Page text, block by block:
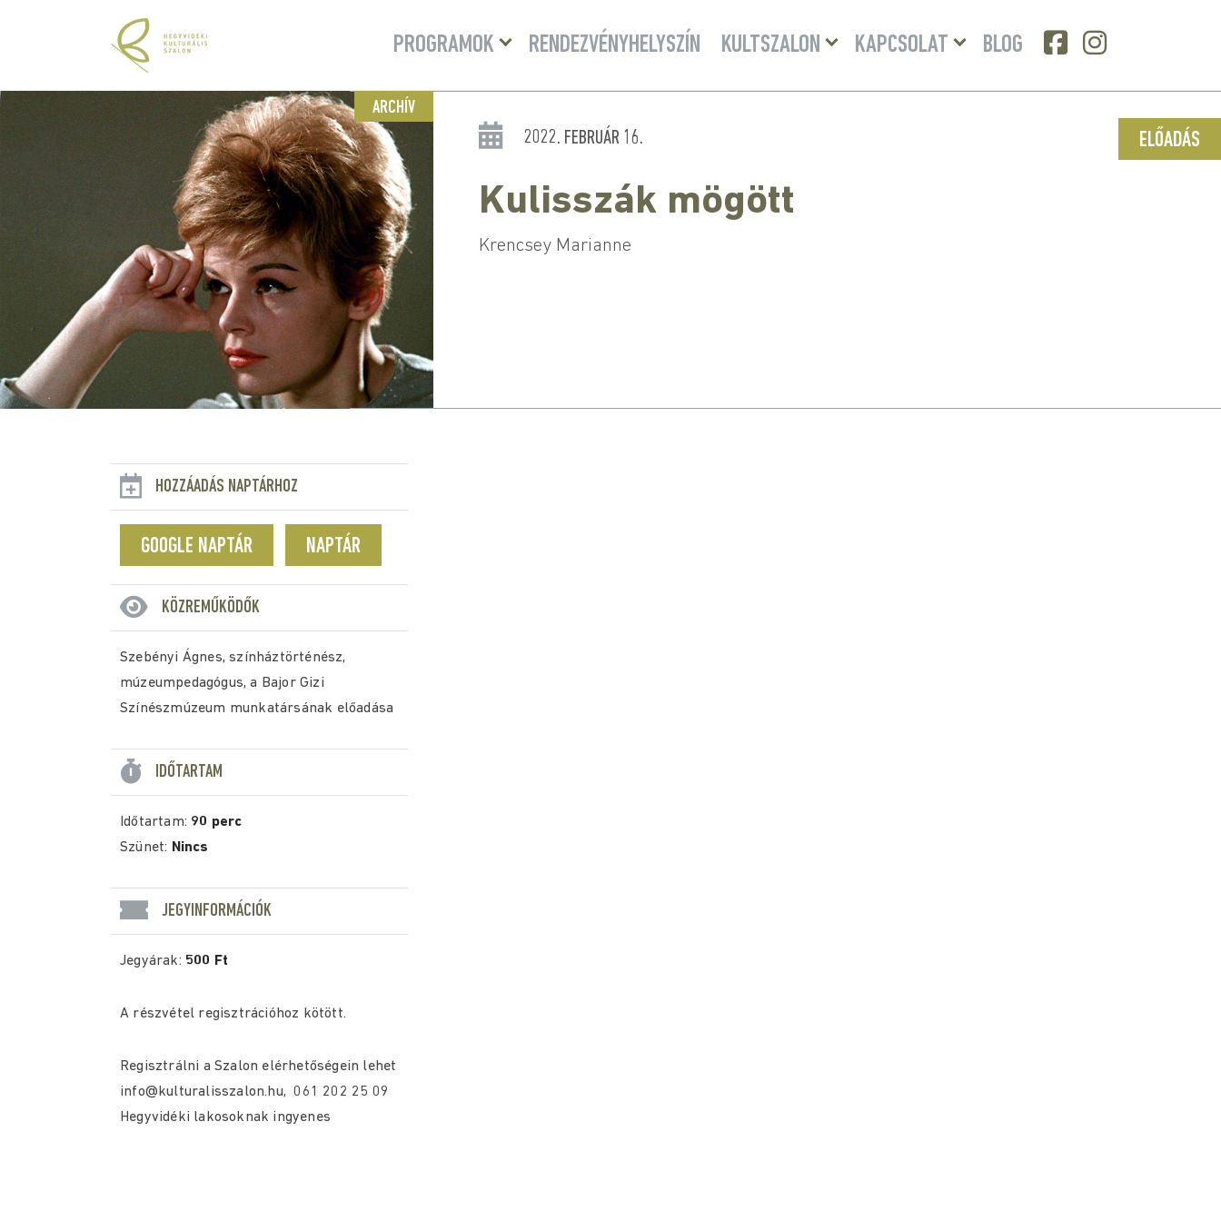
PROGRAMOK
Menü
lenyitásaRENDEZVÉNYHELYSZÍN KULTSZALON
Menü
lenyitásaKAPCSOLAT
Menü
lenyitása
BLOG
ARCHÍV
ELŐADÁS
2022. FEBRUÁR 16.
Kulisszák mögött
Krencsey Marianne
HOZZÁADÁS NAPTÁRHOZ
GOOGLE NAPTÁR NAPTÁR
KÖZREMŰKÖDŐK
Szebényi Ágnes, színháztörténész,
múzeumpedagógus, a Bajor Gizi
Színészmúzeum munkatársának előadása
IDŐTARTAM
Időtartam: 90 perc
Szünet: Nincs
JEGYINFORMÁCIÓK
Jegyárak: 500 Ft
A részvétel regisztrációhoz kötött.
Regisztrálni a Szalon elérhetőségein lehet
info@kulturalisszalon.hu, 061 202 25 09
Hegyvidéki lakosoknak ingyenes